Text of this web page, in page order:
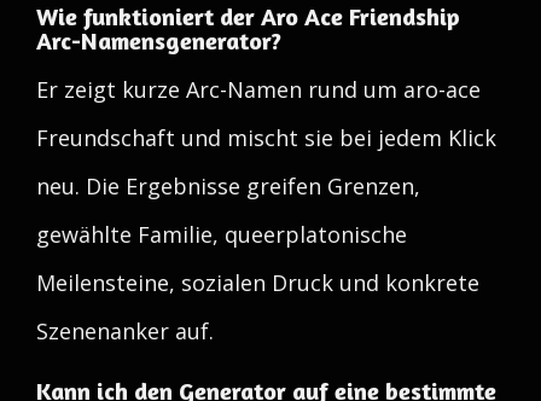
Wie funktioniert der Aro Ace Friendship
Arc-Namensgenerator?
Er zeigt kurze Arc-Namen rund um aro-ace
Freundschaft und mischt sie bei jedem Klick
neu. Die Ergebnisse greifen Grenzen,
gewählte Familie, queerplatonische
Meilensteine, sozialen Druck und konkrete
Szenenanker auf.
Kann ich den Generator auf eine bestimmte